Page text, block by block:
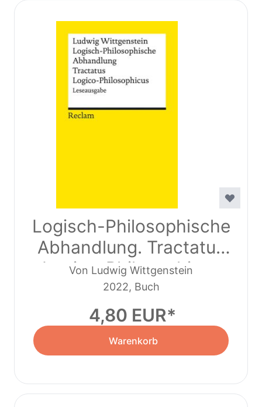
Logisch-Philosophische
Abhandlung. Tractatus
Logico-Philosophicus
Von Ludwig Wittgenstein
2022, Buch
4,80 EUR
Warenkorb